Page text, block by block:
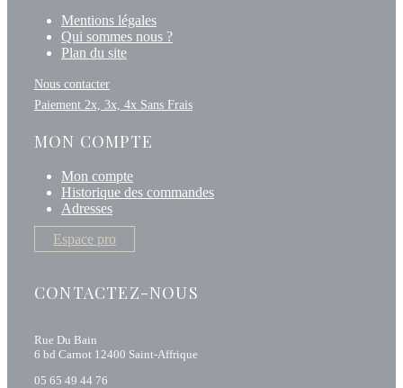
Mentions légales
Qui sommes nous ?
Plan du site
Nous contacter
Paiement 2x, 3x, 4x Sans Frais
MON COMPTE
Mon compte
Historique des commandes
Adresses
Espace pro
CONTACTEZ-NOUS
Rue Du Bain
6 bd Carnot 12400 Saint-Affrique
05 65 49 44 76